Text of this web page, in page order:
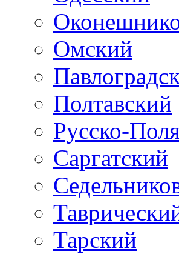
Омский
Полтавский
Русско-
Саргатский
Тарский